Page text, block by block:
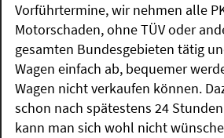
Vorführtermine, wir nehmen alle
Motorschaden, ohne TÜV oder
gesamten Bundesgebieten tätig
Wagen einfach ab, bequemer
Wagen nicht verkaufen können.
schon nach spätestens 24
kann man sich wohl nicht